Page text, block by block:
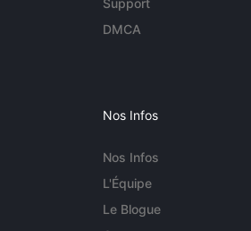
Support
DMCA
Nos Infos
Nos Infos
L'Équipe
Le Blogue